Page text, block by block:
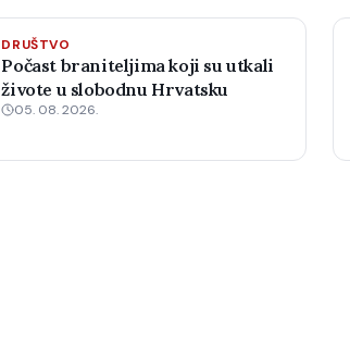
DRUŠTVO
Počast braniteljima koji su utkali
živote u slobodnu Hrvatsku
05. 08. 2026.